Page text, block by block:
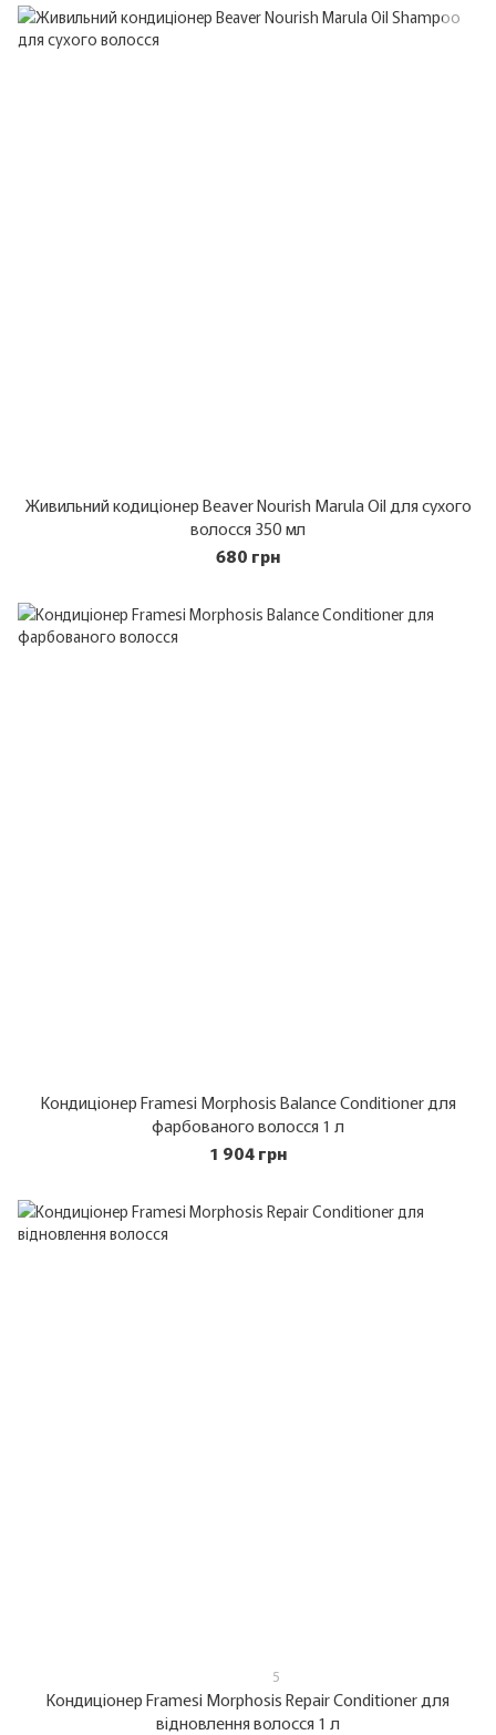
Живильний кодиціонер Beaver Nourish Marula Oil для сухого
волосся 350 мл
680 грн
Кондиціонер Framesi Morphosis Balance Conditioner для
фарбованого волосся 1 л
1 904 грн
5
Кондиціонер Framesi Morphosis Repair Conditioner для
відновлення волосся 1 л